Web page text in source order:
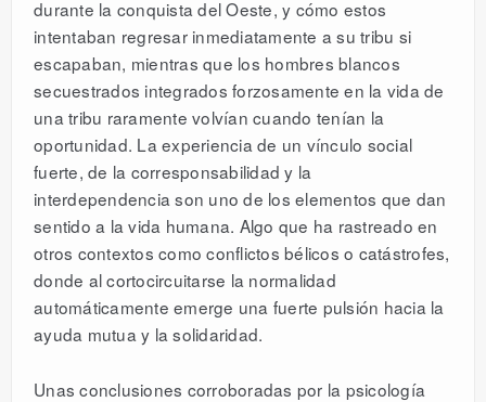
durante la conquista del Oeste, y cómo estos
intentaban regresar inmediatamente a su tribu si
escapaban, mientras que los hombres blancos
secuestrados integrados forzosamente en la vida de
una tribu raramente volvían cuando tenían la
oportunidad. La experiencia de un vínculo social
fuerte, de la corresponsabilidad y la
interdependencia son uno de los elementos que dan
sentido a la vida humana. Algo que ha rastreado en
otros contextos como conflictos bélicos o catástrofes,
donde al cortocircuitarse la normalidad
automáticamente emerge una fuerte pulsión hacia la
ayuda mutua y la solidaridad.
Unas conclusiones corroboradas por la psicología